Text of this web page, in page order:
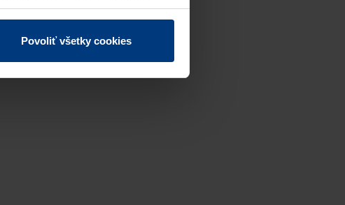
našej webovej stránky.
Povoliť všetky cookies